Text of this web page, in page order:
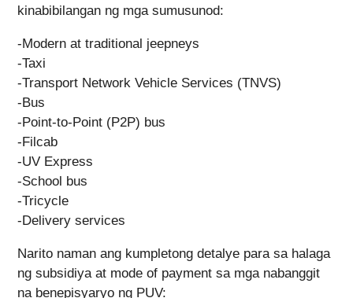
kinabibilangan ng mga sumusunod:
-Modern at traditional jeepneys
-Taxi
-Transport Network Vehicle Services (TNVS)
-Bus
-Point-to-Point (P2P) bus
-Filcab
-UV Express
-School bus
-Tricycle
-Delivery services
Narito naman ang kumpletong detalye para sa halaga
ng subsidiya at mode of payment sa mga nabanggit
na benepisyaryo ng PUV: